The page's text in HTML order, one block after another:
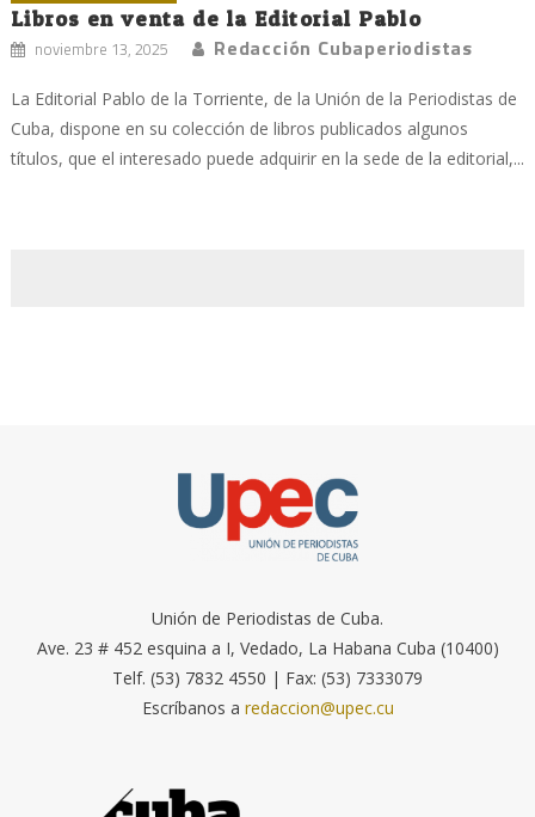
Libros en venta de la Editorial Pablo
noviembre 13, 2025 Redacción Cubaperiodistas
La Editorial Pablo de la Torriente, de la Unión de la Periodistas de
Cuba, dispone en su colección de libros publicados algunos
títulos, que el interesado puede adquirir en la sede de la editorial,...
Unión de Periodistas de Cuba.
Ave. 23 # 452 esquina a I, Vedado, La Habana Cuba (10400)
Telf. (53) 7832 4550 | Fax: (53) 7333079
Escríbanos a redaccion@upec.cu